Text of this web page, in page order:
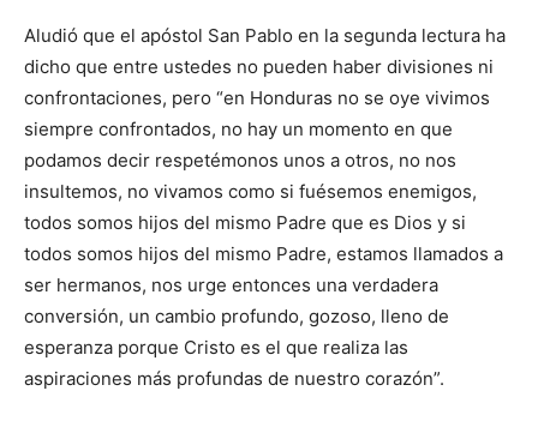
Aludió que el apóstol San Pablo en la segunda lectura ha
dicho que entre ustedes no pueden haber divisiones ni
confrontaciones, pero “en Honduras no se oye vivimos
siempre confrontados, no hay un momento en que
podamos decir respetémonos unos a otros, no nos
insultemos, no vivamos como si fuésemos enemigos,
todos somos hijos del mismo Padre que es Dios y si
todos somos hijos del mismo Padre, estamos llamados a
ser hermanos, nos urge entonces una verdadera
conversión, un cambio profundo, gozoso, lleno de
esperanza porque Cristo es el que realiza las
aspiraciones más profundas de nuestro corazón”.